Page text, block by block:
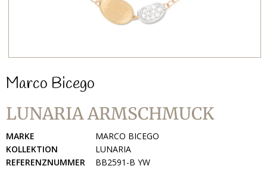
Marco Bicego
LUNARIA ARMSCHMUCK
MARKE
MARCO BICEGO
KOLLEKTION
LUNARIA
REFERENZNUMMER
BB2591-B YW